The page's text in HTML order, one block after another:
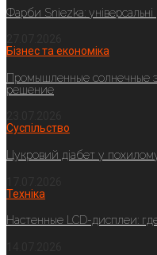
Фарби Sniezka:
Бізнес та економіка
Промышленные солнечные
решение
Суспільство
Цукровий діабет у похилому
Техніка
Настенные LCD-дисплеи: